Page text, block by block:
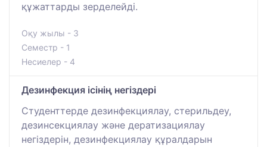
құжаттарды зерделейді.
Оқу жылы - 3
Семестр - 1
Несиелер - 4
Дезинфекция ісінің негіздері
Студенттерде дезинфекциялау, стерильдеу,
дезинсекциялау және дератизациялау
негіздерін, дезинфекциялау құралдарын